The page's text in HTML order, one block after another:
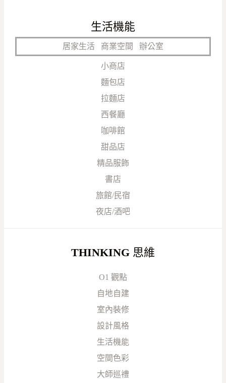
生活機能
居家生活 商業空間 辦公室
小商店
麵包店
拉麵店
西餐廳
咖啡館
甜品店
精品服飾
書店
旅館/民宿
夜店/酒吧
THINKING 思維
O1 觀點
自地自建
室內裝修
設計風格
生活機能
空間色彩
大師巡禮